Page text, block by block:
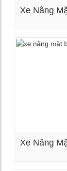
Xe Nâng
Xe Nâng